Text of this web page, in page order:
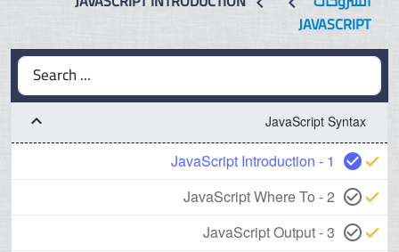
JAVASCRIPT
Search ...
JavaScript Syntax
keyboard_arrow_down
check
check_circle
1 - JavaScript Introduction
check
check_circle_outline
2 - JavaScript Where To
check
check_circle_outline
3 - JavaScript Output